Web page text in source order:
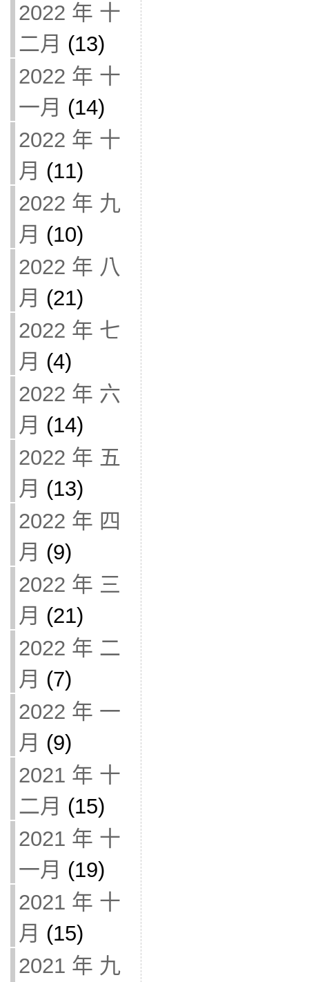
2022 年 十
二月 (13)
2022 年 十
一月 (14)
2022 年 十
月 (11)
2022 年 九
月 (10)
2022 年 八
月 (21)
2022 年 七
月 (4)
2022 年 六
月 (14)
2022 年 五
月 (13)
2022 年 四
月 (9)
2022 年 三
月 (21)
2022 年 二
月 (7)
2022 年 一
月 (9)
2021 年 十
二月 (15)
2021 年 十
一月 (19)
2021 年 十
月 (15)
2021 年 九